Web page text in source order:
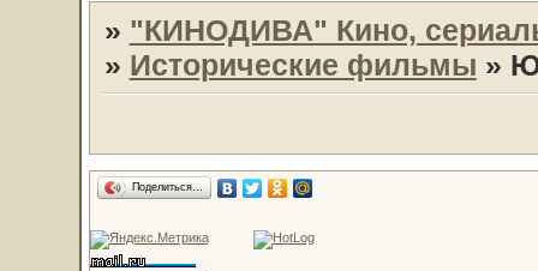
» "КИНОДИВА" Кино,
» Исторические фильмы »
Поделиться…